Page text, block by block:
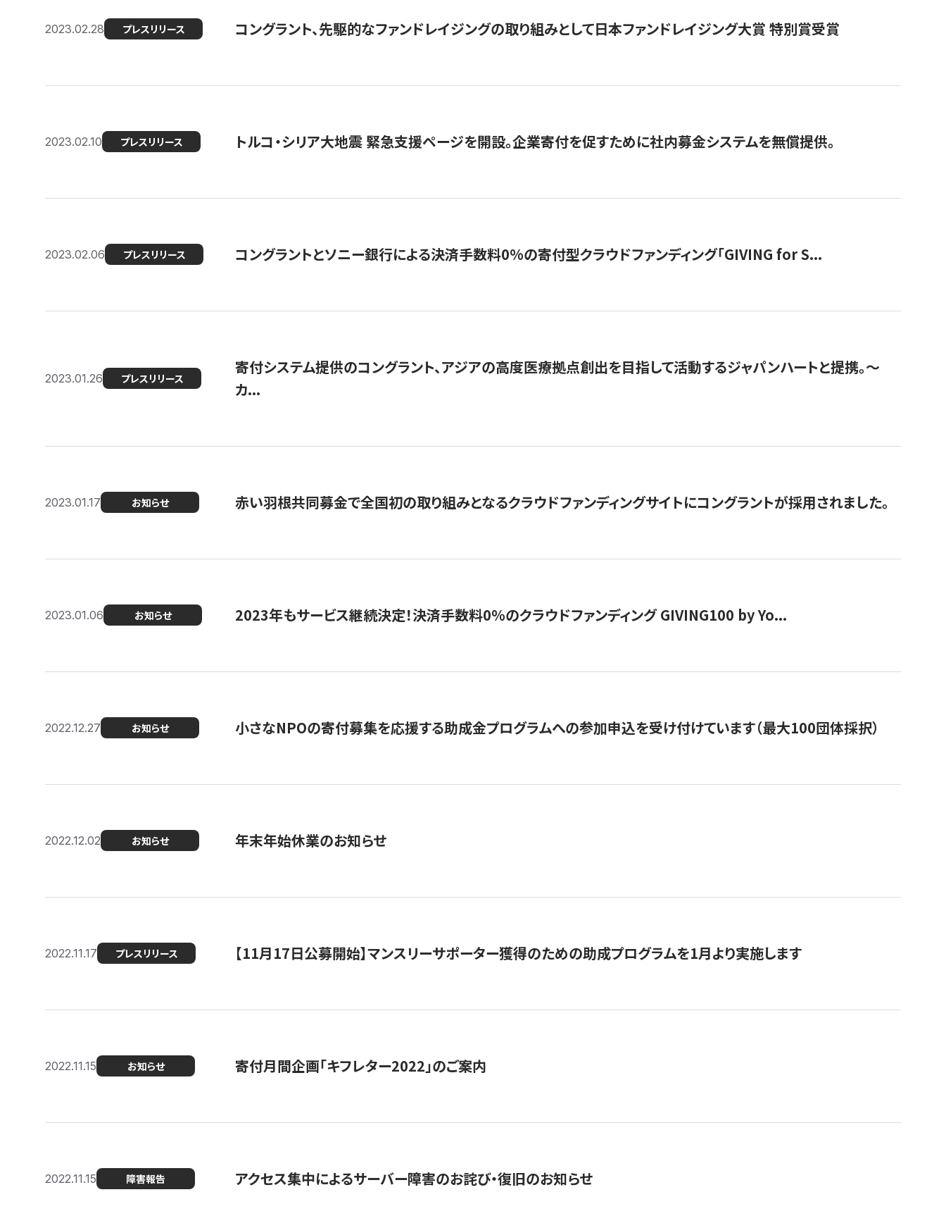
2023.02.28 プレスリリース コングラント、先駆的なファンドレイジングの取り組みとして日本ファンドレイジング大賞 特別賞受賞
2023.02.10 プレスリリース トルコ・シリア大地震 緊急支援ページを開設。企業寄付を促すために社内募金システムを無償提供。
2023.02.06 プレスリリース コングラントとソニー銀行による決済手数料0%の寄付型クラウドファンディング「GIVING for S...
2023.01.26 プレスリリース
寄付システム提供のコングラント、アジアの高度医療拠点創出を目指して活動するジャパンハートと提携。〜
カ...
2023.01.17 お知らせ 赤い羽根共同募金で全国初の取り組みとなるクラウドファンディングサイトにコングラントが採用されました。
2023.01.06 お知らせ 2023年もサービス継続決定！決済手数料0％のクラウドファンディング GIVING100 by Yo...
2022.12.27 お知らせ 小さなNPOの寄付募集を応援する助成金プログラムへの参加申込を受け付けています（最大100団体採択）
2022.12.02 お知らせ 年末年始休業のお知らせ
2022.11.17 プレスリリース 【11月17日公募開始】マンスリーサポーター獲得のための助成プログラムを1月より実施します
2022.11.15 お知らせ 寄付月間企画「キフレター2022」のご案内
2022.11.15 障害報告 アクセス集中によるサーバー障害のお詫び・復旧のお知らせ